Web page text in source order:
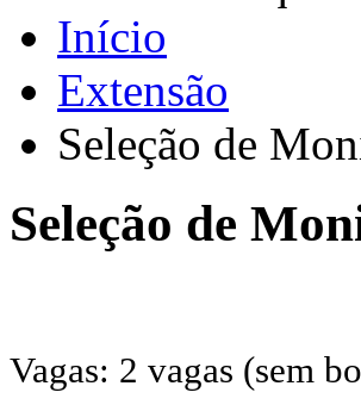
Início
Extensão
Seleção de
Seleção de
Vagas: 2 vagas (sem